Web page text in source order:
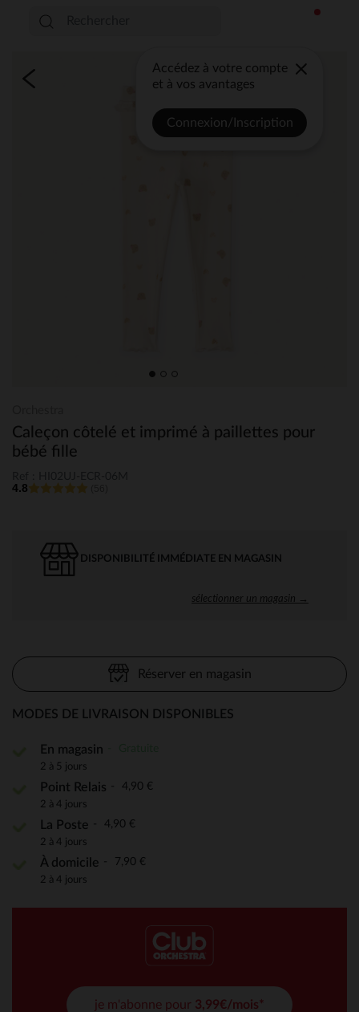
Accédez à votre compte
et à vos avantages
Connexion/Inscription
Caleçon côtelé et imprimé à paillettes pour
bébé fille
4.8
DISPONIBILITÉ IMMÉDIATE EN MAGASIN
sélectionner un magasin →
Réserver en magasin
MODES DE LIVRAISON DISPONIBLES
En magasin
2 à 5 jours
Point Relais 4,90 €
2 à 4 jours
La Poste 4,90 €
2 à 4 jours
À domicile 7,90 €
2 à 4 jours
je m'abonne pour 3,99€/mois*